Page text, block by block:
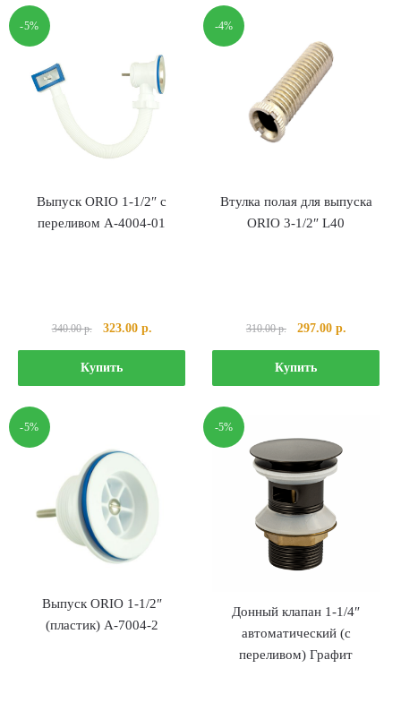
-5%
Выпуск ORIO 1-1/2″ с
переливом А-4004-01
340.00р.
Первоначальная
цена
составляла
340.00 р..
323.00 р.Текущая
цена:
Купить
-4%
Втулка полая для выпуска
ORIO 3-1/2″ L40
310.00р.
Первоначальная
цена
составляла
310.00 р..
297.00 р.Текущая
цена:
Купить
-5%
Выпуск ORIO 1-1/2″
(пластик) А-7004-2
-5%
Донный клапан 1-1/4″
автоматический (с
переливом) Графит